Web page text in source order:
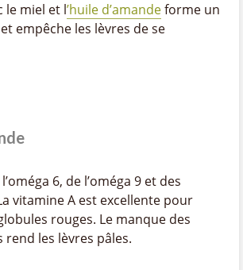
le miel et l’huile d’amandeforme un
empêche les lèvres de se
6, de l’oméga 9 et des
vitamine A est excellente pour
rouges. Le manque des
rend les lèvres pâles.